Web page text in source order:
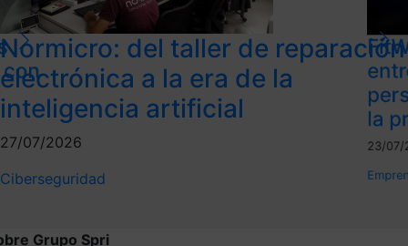
Normicro: del taller de reparación
electrónica a la era de la
inteligencia artificial
27/07/2026
Ciberseguridad
la
23/07/
Grupo Spri